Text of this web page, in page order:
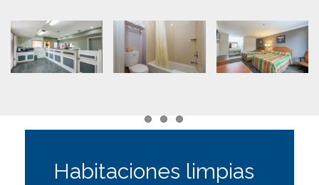
Item 1Item 2
Item 3
Habitaciones limpias